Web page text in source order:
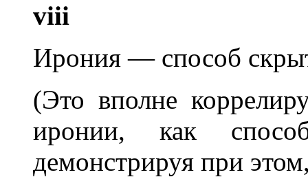
viii
Ирония — способ
(Это вполне
иронии, как
демонстрируя при